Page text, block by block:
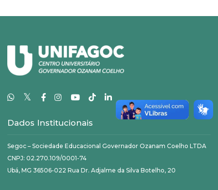
𝕏
Dados Institucionais
Segoc – Sociedade Educacional Governador Ozanam Coelho LTDA
CNPJ: 02.270.109/0001-74
Ubá, MG 36506-022 Rua Dr. Adjalme da Silva Botelho, 20